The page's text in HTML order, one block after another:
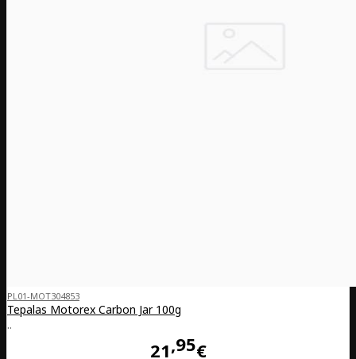
PL01-MOT304853
Tepalas Motorex Carbon Jar 100g
..
21 95€